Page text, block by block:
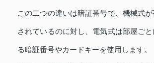
この二つの違いは暗証番号で、機械式
されているのに対し、電気式は部屋ご
る暗証番号やカードキーを使用します。